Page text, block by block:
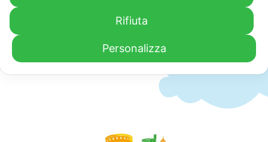
Chi siamo
Eventi
Rifiuta
Personalizza